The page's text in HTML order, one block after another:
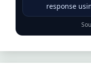
response